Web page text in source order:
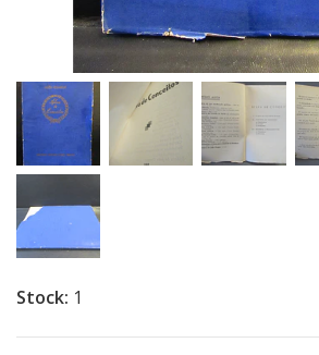
Stock: 1